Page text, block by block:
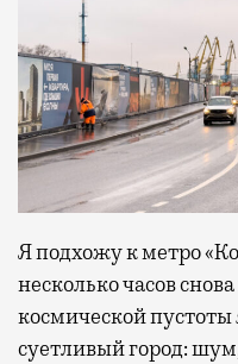
Я подхожу к метро
несколько часов
космической
суетливый город: